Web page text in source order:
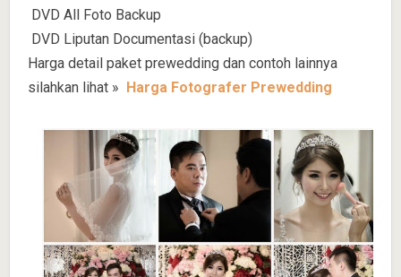
DVD All Foto Backup
DVD Liputan Documentasi (backup)
Harga detail paket prewedding dan contoh lainnya
silahkan lihat » Harga Fotografer Prewedding